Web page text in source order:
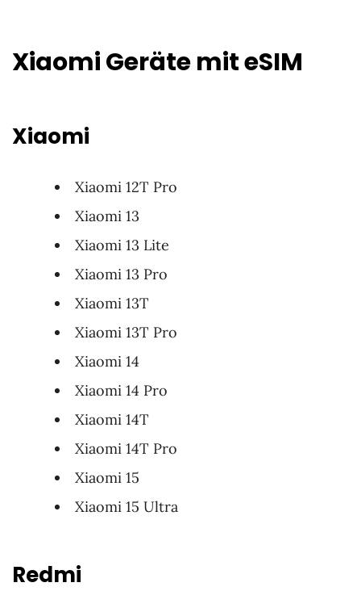
Xiaomi Geräte mit eSIM
Xiaomi
Xiaomi 12T Pro
Xiaomi 13
Xiaomi 13 Lite
Xiaomi 13 Pro
Xiaomi 13T
Xiaomi 13T Pro
Xiaomi 14
Xiaomi 14 Pro
Xiaomi 14T
Xiaomi 14T Pro
Xiaomi 15
Xiaomi 15 Ultra
Redmi